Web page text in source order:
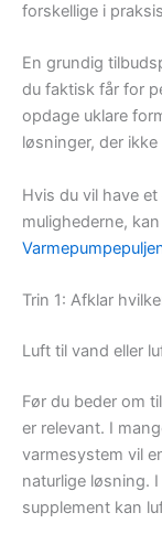
forskellige i
En grundig
du faktisk får for
opdage uklare
løsninger, der
Hvis du vil have
mulighederne,
Trin 1: Afklar
Luft til vand eller
Før du beder om
er relevant. I
varmesystem vil
naturlige løsning.
supplement kan